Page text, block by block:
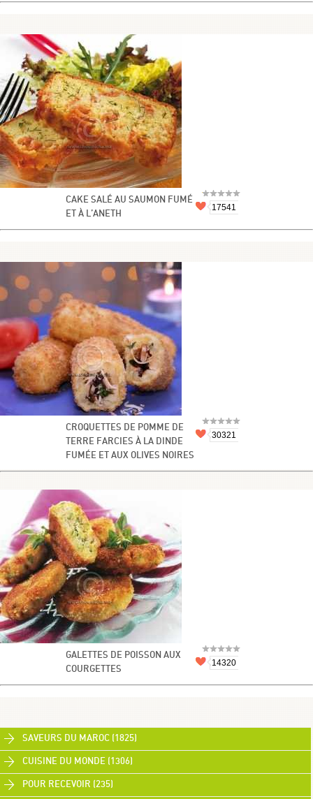
CAKE SALÉ AU SAUMON FUMÉ
ET À L’ANETH
17541
CROQUETTES DE POMME DE
TERRE FARCIES À LA DINDE
FUMÉE ET AUX OLIVES NOIRES
30321
GALETTES DE POISSON AUX
COURGETTES
14320
SAVEURS DU MAROC (1825)
CUISINE DU MONDE (1306)
POUR RECEVOIR (235)